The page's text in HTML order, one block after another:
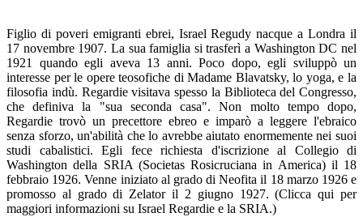
Figlio di poveri emigranti ebrei, Israel Regudy nacque a Londra il
17 novembre 1907. La sua famiglia si trasferì a Washington DC nel
1921 quando egli aveva 13 anni. Poco dopo, egli sviluppò un
interesse per le opere teosofiche di Madame Blavatsky, lo yoga, e la
filosofia indù. Regardie visitava spesso la Biblioteca del Congresso,
che definiva la "sua seconda casa". Non molto tempo dopo,
Regardie trovò un precettore ebreo e imparò a leggere l'ebraico
senza sforzo, un'abilità che lo avrebbe aiutato enormemente nei suoi
studi cabalistici. Egli fece richiesta d'iscrizione al Collegio di
Washington della SRIA (Societas Rosicruciana in America) il 18
febbraio 1926. Venne iniziato al grado di Neofita il 18 marzo 1926 e
promosso al grado di Zelator il 2 giugno 1927. (Clicca qui per
maggiori informazioni su Israel Regardie e la SRIA.)